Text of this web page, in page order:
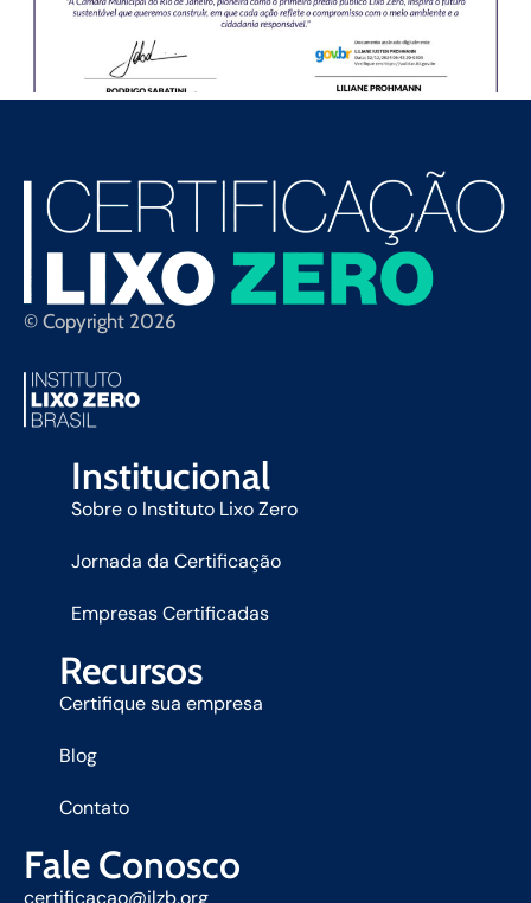
© Copyright 2026
Institucional
Sobre o Instituto Lixo Zero
Jornada da Certificação
Empresas Certificadas
Recursos
Certifique sua empresa
Blog
Contato
Fale Conosco